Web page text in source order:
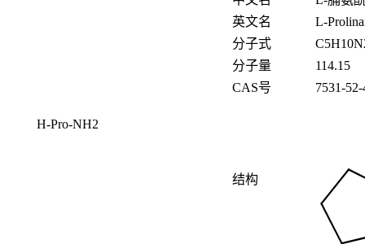
H-Pro-NH2
英文名
L-
分子式
分子量
114.15
CAS号
7531-52-
结构